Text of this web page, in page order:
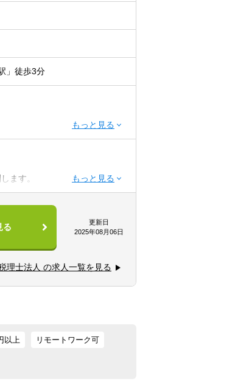
」徒歩3分
にできる方
ます。
環境です。
ョン能力が求められます。
る
更新日
2025年08月06日
理士法人 の求人一覧を見る
以上 リモートワーク可